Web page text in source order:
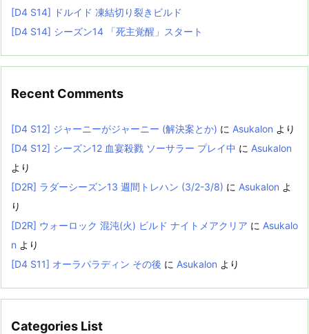
[D4 S14] ドルイド 凍結切り裂きビルド
[D4 S14] シーズン14 「死主覚醒」スタート
Recent Comments
[D4 S12] ジャーニーがジャーニー (解決案とか) に Asukalon より
[D4 S12] シーズン12 血宴殺戮 ソーサラー プレイ中 に Asukalon
より
[D2R] ラダーシーズン13 週間トレハン (3/2-3/8) に Asukalon よ
り
[D2R] ウォーロック 混沌(火) ビルド ナイトメアクリア に Asukalo
n より
[D4 S11] オーラパラディン その後 に Asukalon より
Categories List